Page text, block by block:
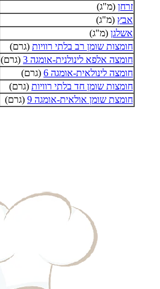
זרחן (מ"ג)
אבץ (מ"ג)
אשלגן (מ"ג)
חומצות שומן רב בלתי רוויות (גרם)
חומצה אלפא לינולנית-אומגה 3
(גרם)
חומצה לינולאית-אומגה 6
(גרם)
חומצות שומן חד בלתי רוויות (גרם)
חומצת שומן אולאית-אומגה 9
(גרם)